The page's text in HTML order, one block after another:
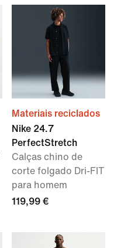
Materiais reciclados
Nike 24.7
PerfectStretch
Calças chino de
corte folgado Dri-FIT
para homem
119,99 €